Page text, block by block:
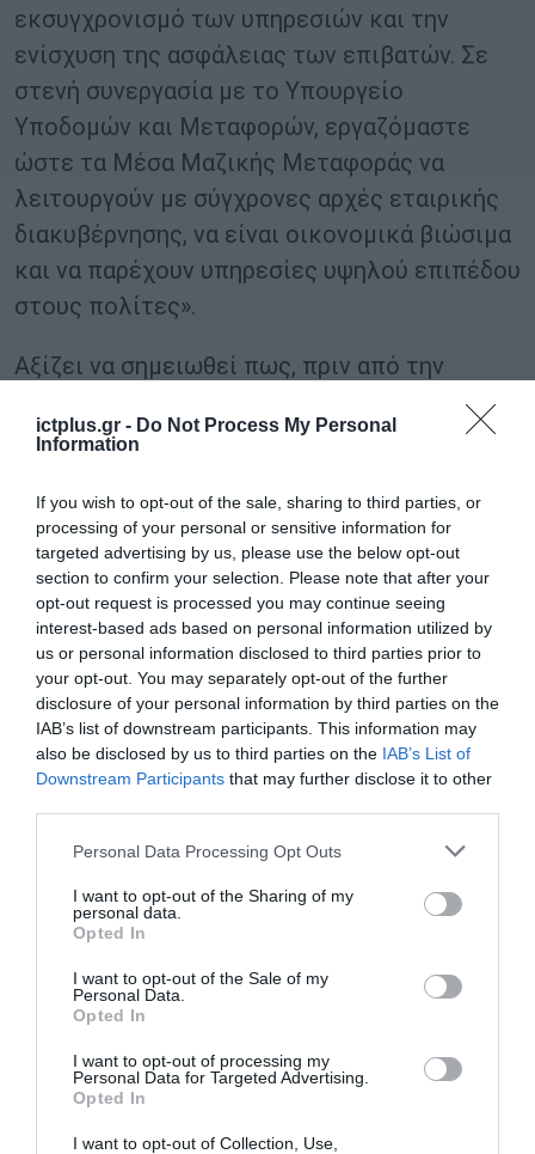
ictplus.gr - Do Not Process My Personal
Information
If you wish to opt-out of the sale, sharing to third parties, or
processing of your personal or sensitive information for
targeted advertising by us, please use the below opt-out
section to confirm your selection. Please note that after your
opt-out request is processed you may continue seeing
interest-based ads based on personal information utilized by
us or personal information disclosed to third parties prior to
your opt-out. You may separately opt-out of the further
disclosure of your personal information by third parties on the
IAB’s list of downstream participants. This information may
also be disclosed by us to third parties on the IAB’s List of
Downstream Participants that may further disclose it to other
Please note that this website/app uses one or more Google
not limited to your visit or usage behaviour. You may click to
grant or deny consent to Google and its third-party tags to
use your data for below specified purposes in below Google
consent section.
Personal Data Processing Opt Outs
I want to opt-out of the Sharing of my
personal data.
Opted In
I want to opt-out of the Sale of my
Personal Data.
Opted In
I want to opt-out of processing my
Personal Data for Targeted Advertising.
Opted In
I want to opt-out of Collection, Use,
εκσυγχρονισμό των υπηρεσιών και την
ενίσχυση της ασφάλειας των επιβατών. Σε
στενή συνεργασία με το Υπουργείο
Υποδομών και Μεταφορών, εργαζόμαστε
ώστε τα Μέσα Μαζικής Μεταφοράς να
λειτουργούν με σύγχρονες αρχές εταιρικής
διακυβέρνησης, να είναι οικονομικά βιώσιμα
και να παρέχουν υπηρεσίες υψηλού επιπέδου
στους πολίτες».
Αξίζει να σημειωθεί πως, πριν από την
έναρξη της εκδήλωσης, ο Πρωθυπουργός
Κυριάκος Μητσοτάκης, συνοδευόμενος από
Κωνσταντίνο Κυρανάκη, επισκέφθηκε αρχικά
το αμαξοστάσιο της ΟΣΥ και επιθεώρησε τα
νέα ηλεκτρικά λεωφορεία που έχουν ήδη
ενταχθεί στον ανανεωμένο στόλο των
συγκοινωνιών της Αθήνας, καθώς και πέντε
νέα ειδικά οχήματα εξυπηρέτησης ατόμων με
αναπηρία, τα οποία ενισχύουν τις υπηρεσίες
μετακίνησης πολιτών με μειωμένη
κινητικότητα. Στη συνέχεια, ο κ.
ΣΤΑΣΥ στα Σεπόλια, όπου είχε την ευκαιρία
να δει από κοντά τον πρώτο πλήρως
ανακατασκευασμένο συρμό της Γραμμής 1
του Μετρό, στο πλαίσιο του προγράμματος
αναβάθμισης του στόλου των μέσων
σταθερής τροχιάς.
ΑΣΤΙΚΕΣ
ΚΥΡΙΑΚΟΣ